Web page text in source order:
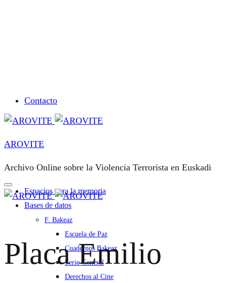
Contacto
AROVITE
Archivo Online sobre la Violencia Terrorista en Euskadi
Espacios para la memoria
Bases de datos
F. Bakeaz
Escuela de Paz
Cuadernos Bakeaz
Serie General
Derechos al Cine
Placa Emilio